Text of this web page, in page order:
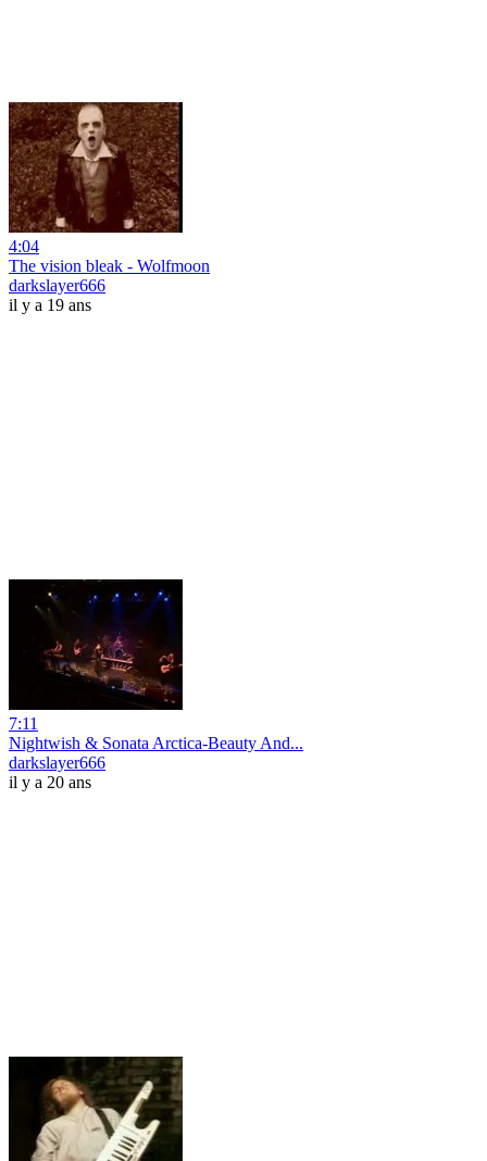
4:04
The vision bleak - Wolfmoon
darkslayer666
il y a 19 ans
7:11
Nightwish & Sonata Arctica-Beauty And...
darkslayer666
il y a 20 ans